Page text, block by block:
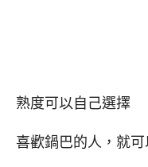
熟度可以自己選擇
喜歡鍋巴的人，就